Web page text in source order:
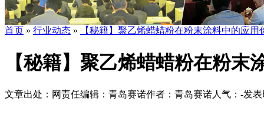
首页 » 行业动态 » 【秘籍】聚乙烯蜡蜡粉在粉末涂料中的应
【秘籍】聚乙烯蜡蜡粉在粉
文章出处： 网责任编辑：青岛赛诺作者：青岛赛诺人气： -发表